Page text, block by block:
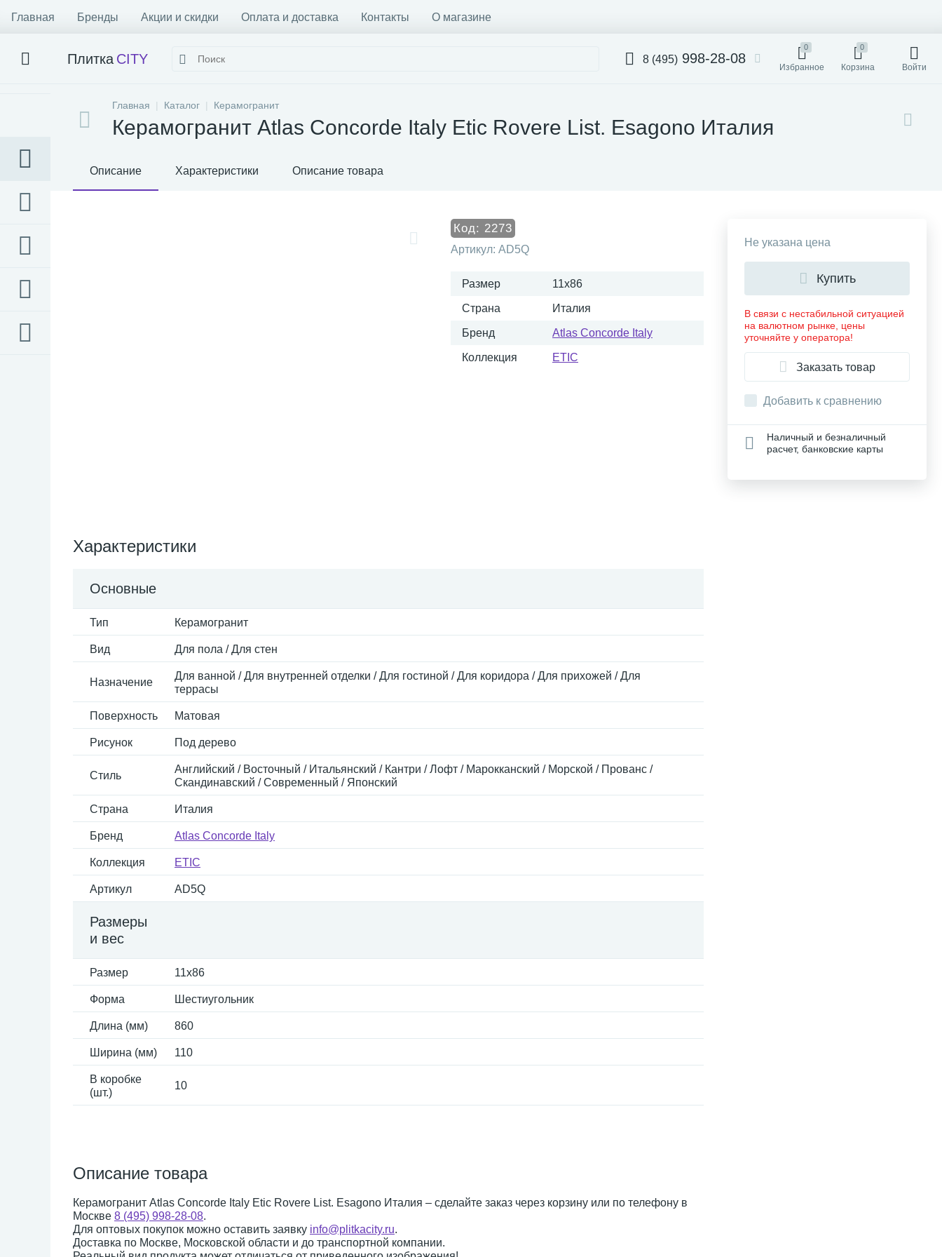
Главная Бренды Акции и скидки Оплата и доставка Контакты О магазине
Плитка CITY 8 (495) 998-28-08
0
Избранное
0
Корзина Войти
Главная Каталог Керамогранит
Керамогранит Atlas Concorde Italy Etic Rovere List. Esagono Италия
Описание Характеристики Описание товара
Код: 2273
Артикул: AD5Q
Размер 11x86
Страна Италия
Бренд Atlas Concorde Italy
Коллекция ETIC
Характеристики
Основные
Тип Керамогранит
Вид Для пола / Для стен
Назначение
Для ванной / Для внутренней отделки / Для гостиной / Для коридора / Для прихожей / Для
террасы
Поверхность Матовая
Рисунок Под дерево
Стиль
Английский / Восточный / Итальянский / Кантри / Лофт / Марокканский / Морской / Прованс /
Скандинавский / Современный / Японский
Страна Италия
Бренд Atlas Concorde Italy
Коллекция ETIC
Артикул AD5Q
Размеры
и вес
Размер 11x86
Форма Шестиугольник
Длина (мм) 860
Ширина (мм) 110
В коробке
(шт.)
10
Описание товара
Керамогранит Atlas Concorde Italy Etic Rovere List. Esagono Италия – сделайте заказ через корзину или по телефону в
Москве 8 (495) 998-28-08.
Для оптовых покупок можно оставить заявку info@plitkacity.ru.
Доставка по Москве, Московской области и до транспортной компании.
Не указана цена
Купить
В связи с нестабильной ситуацией
на валютном рынке, цены
уточняйте у оператора!
Заказать товар
Добавить к сравнению
Наличный и безналичный
расчет, банковские карты